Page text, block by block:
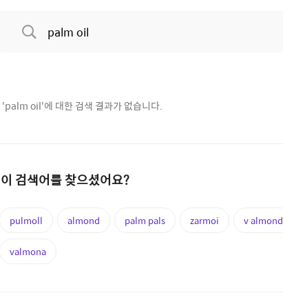
'palm oil'에 대한 검색 결과가 없습니다.
이 검색어를 찾으셨어요?
pulmoll almond palm pals zarmoi v almond
valmona